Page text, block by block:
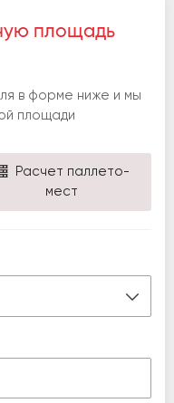
площадь
в форме ниже и мы
площади
Расчет паллето-
мест